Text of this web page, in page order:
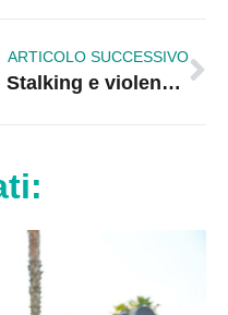
ARTICOLO SUCCESSIVO
Stalking e violenze sull’ex compagna: trentenne arrestato dai carabinieri